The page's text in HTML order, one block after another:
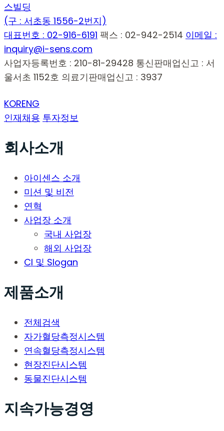
스빌딩
(구 : 서초동 1556-2번지)
대표번호 : 02-916-6191 팩스 : 02-942-2514 이메일 :
inquiry@i-sens.com
사업자등록번호 : 210-81-29428 통신판매업신고 : 서
울서초 1152호 의료기판매업신고 : 3937
KORENG
인재채용 투자정보
회사소개
아이센스 소개
미션 및 비전
연혁
사업장 소개
국내 사업장
해외 사업장
CI 및 Slogan
제품소개
전체검색
자가혈당측정시스템
연속혈당측정시스템
현장진단시스템
동물진단시스템
지속가능경영